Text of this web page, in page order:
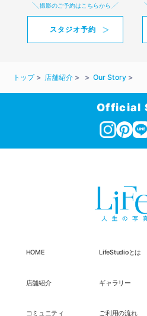
撮影のご予約はこちらから
スタジオ予約
トップ 店舗紹介 Our Story
Official
HOME LifeStudioとは
店舗紹介 ギャラリー
コミュニティ ご利用の流れ